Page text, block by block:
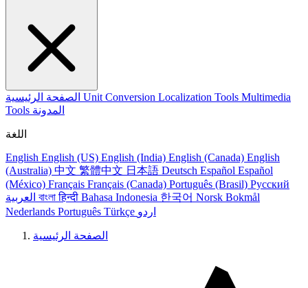
Unit Conversion Localization Tools Multimedia
Tools المدونة
اللغة
English English (US) English (India) English (Canada) English
(Australia) 中文 繁體中文 日本語 Deutsch Español Español
(México) Français Français (Canada) Português (Brasil) Русский
বাংলাहिन्दी Bahasa Indonesia 한국어 Norsk Bokmål
Nederlands Português Türkçe اردو
الصفحة الرئيسية